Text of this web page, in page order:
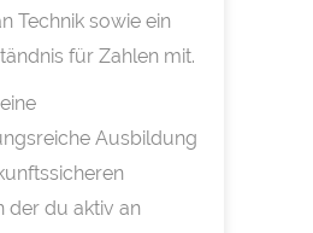
Technik sowie ein
für Zahlen mit.
Ausbildung
der du aktiv an